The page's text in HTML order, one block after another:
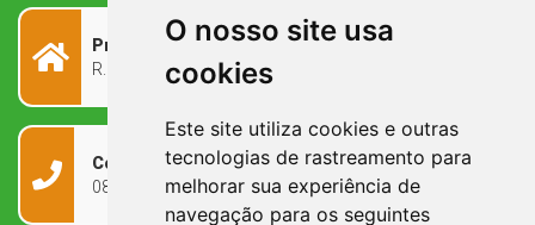
O nosso site usa
cookies
Este site utiliza cookies e outras
tecnologias de rastreamento para
melhorar sua experiência de
navegação para os seguintes
Prefeitura Municipal
R. Rivadávia Corrêa, 858 - Centro - RS, 97573-010
Contato
0800 090 2050